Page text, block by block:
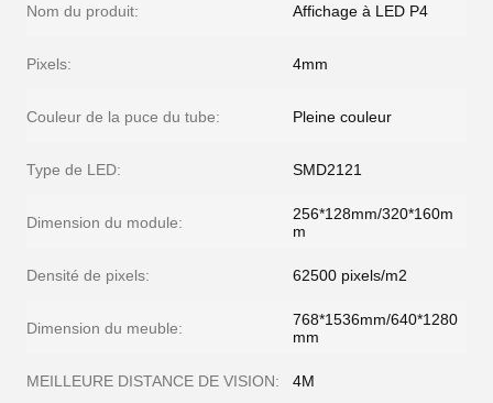
Nom du produit: Affichage à LED P4
Pixels: 4mm
Couleur de la puce du tube: Pleine couleur
Type de LED: SMD2121
Dimension du module:
256*128mm/320*160m
m
Densité de pixels: 62500 pixels/m2
Dimension du meuble:
768*1536mm/640*1280
mm
MEILLEURE DISTANCE DE VISION: 4M